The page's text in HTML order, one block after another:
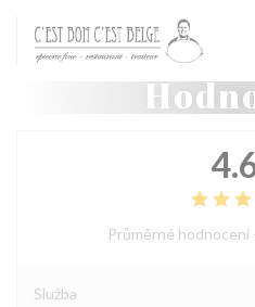
Panel pro správu cookies
Průměrné hodnocení
Služba